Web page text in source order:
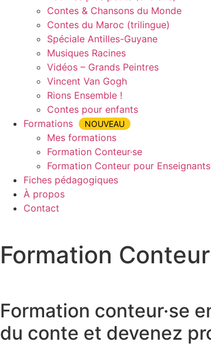
Contes & Chansons du Monde
Contes du Maroc (trilingue)
Spéciale Antilles-Guyane
Musiques Racines
Vidéos – Grands Peintres
Vincent Van Gogh
Rions Ensemble !
Contes pour enfants
Formations
NOUVEAU
Mes formations
Formation Conteur·se
Formation Conteur pour Enseignants
Fiches pédagogiques
À propos
Contact
Formation
Formation conteur·se
du conte et devenez